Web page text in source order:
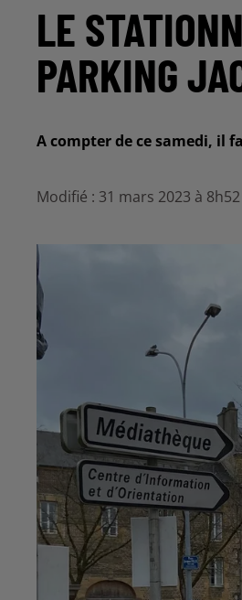
LE
PARKING
A compter de ce samedi, il
Modifié : 31 mars 2023 à